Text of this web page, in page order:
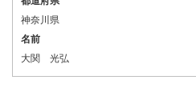
神奈川県
名前
大関 光弘